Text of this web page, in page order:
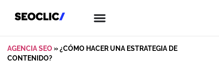
AGENCIA SEO»¿CÓMO HACER UNA ESTRATEGIA DE
CONTENIDO?